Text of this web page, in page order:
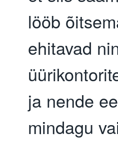
lööb
ehitavad
ja nende
mindagu